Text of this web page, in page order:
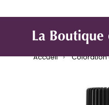
Marques
Accueil Coloration